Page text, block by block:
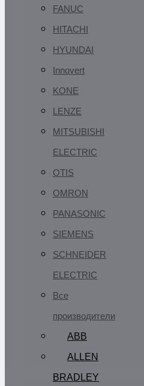
FANUC
HITACHI
HYUNDAI
Innovert
KONE
LENZE
MITSUBISHI
ELECTRIC
OTIS
OMRON
PANASONIC
SIEMENS
SCHNEIDER
ELECTRIC
Все
производители
ABB
ALLEN
BRADLEY